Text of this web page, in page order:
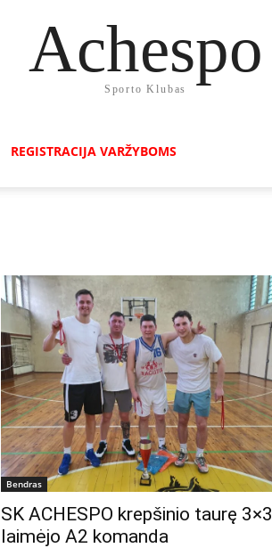
Achespo
Sporto Klubas
REGISTRACIJA VARŽYBOMS
Bendras
SK ACHESPO krepšinio taurę 3×3
laimėjo A2 komanda